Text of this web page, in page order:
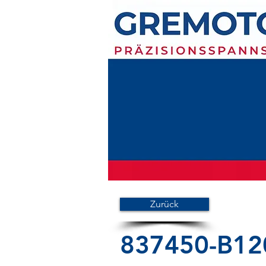
Zurück
837450-